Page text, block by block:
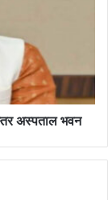
अस्पताल भवन